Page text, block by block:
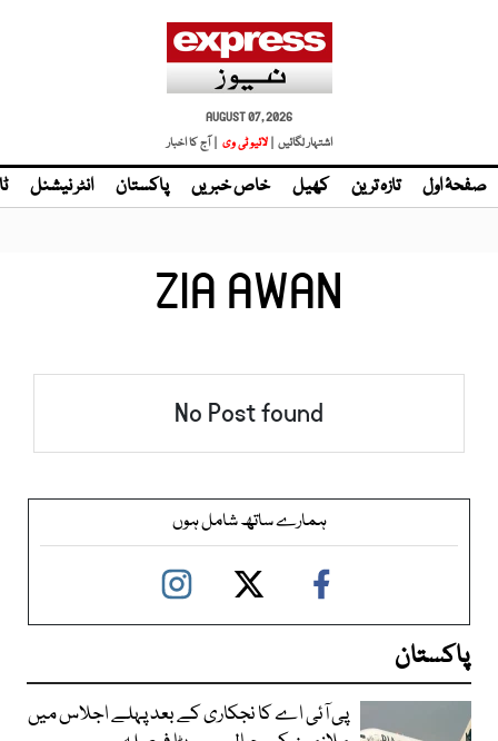
AUGUST 07, 2026
اشتہار لگائیں | لائیو ٹی وی | آج کا اخبار
صفحۂ اول تازہ ترین کھیل خاص خبریں پاکستان انٹر نیشنل
ZIA AWAN
No Post found
ہمارے ساتھ شامل ہوں
پاکستان
پی آئی اے کا نجکاری کے بعد پہلے اجلاس میں